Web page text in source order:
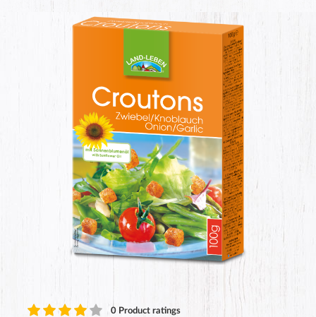
0 Product ratings